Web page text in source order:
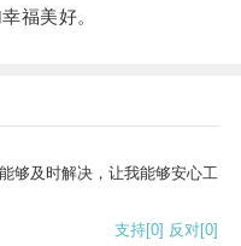
福美好。
够及时解决，让我能够安心工
支持[0] 反对[0]